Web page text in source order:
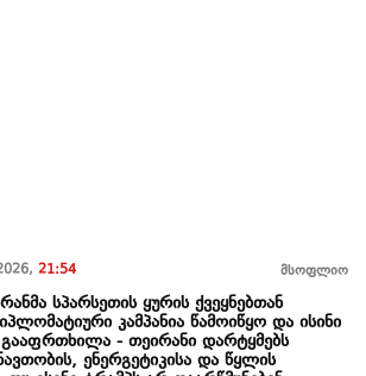
21:54 მსოფლიო
სპარსეთის ყურის ქვეყნებთან
კამპანია წამოიწყო და ისინი
- თეირანი დარტყმებს
ენერგეტიკისა და წყლის